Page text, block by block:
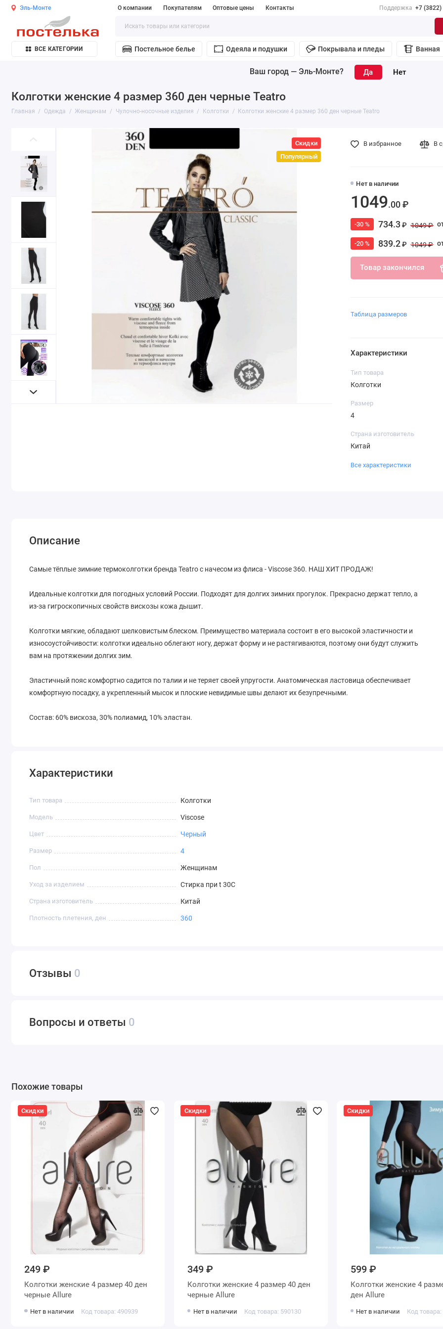
Эль-Монте О компании Покупателям Оптовые цены Контакты Поддержка +7
ВСЕ КАТЕГОРИИ Постельное белье Одеяла и подушки Покрывала и пледы Ванная
Ваш город — Эль-Монте?
Колготки женские 4 размер 360 ден черные Teatro
Главная Одежда Женщинам Чулочно-носочные изделия Колготки Колготки женские 4 размер 360 ден черные Teatro
Скидки
Популярный
Нет в наличии
1049.00 ₽
-30 % 734.3₽ 1049 ₽
-20 % 839.2₽ 1049 ₽
Товар закончился
В избранное В
Таблица размеров
Характеристики
Тип товара
Колготки
Размер
4
Страна изготовитель
Китай
Все характеристики
Описание
Самые тёплые зимние термоколготки бренда Teatro с начесом из флиса - Viscose 360. НАШ ХИТ ПРОДАЖ!
Идеальные колготки для погодных условий России. Подходят для долгих зимних прогулок. Прекрасно держат тепло, а
из-за гигроскопичных свойств вискозы кожа дышит.
Колготки мягкие, обладают шелковистым блеском. Преимущество материала состоит в его высокой эластичности и
износоустойчивости: колготки идеально облегают ногу, держат форму и не растягиваются, поэтому они будут служить
вам на протяжении долгих зим.
Эластичный пояс комфортно садится по талии и не теряет своей упругости. Анатомическая ластовица обеспечивает
комфортную посадку, а укрепленный мысок и плоские невидимые швы делают их безупречными.
Состав: 60% вискоза, 30% полиамид, 10% эластан.
Характеристики
Тип товара Колготки
Модель Viscose
Цвет Черный
Размер 4
Пол Женщинам
Уход за изделием Стирка при t 30С
Страна изготовитель Китай
Плотность плетения, ден 360
Отзывы 0
Вопросы и ответы 0
Похожие товары
Скидки
249 ₽
Колготки женские 4 размер 40 ден
черные Allure
Нет в наличии Код товара: 490939
Скидки
349 ₽
Колготки женские 4 размер 40 ден
черные Allure
Нет в наличии Код товара: 590130
Скидки
599 ₽
Колготки женские 4 размер 350
ден Allure
Нет в наличии Код